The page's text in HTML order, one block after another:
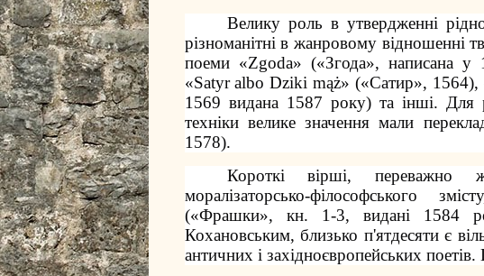
Велику роль в утвердженні
різноманітні в жанровому
поеми «Zgoda» («Згода», написана
«Satyr albo Dziki mąż» («Сатир»,
1569 видана 1587 року) та інші. Для
техніки велике значення мали
1578).
Короткі вірші, переважно
моралізаторсько-філософського
(«Фрашки», кн. 1-3, видані 1584
Кохановським, близько п'ятдесяти є
античних і західноєвропейських